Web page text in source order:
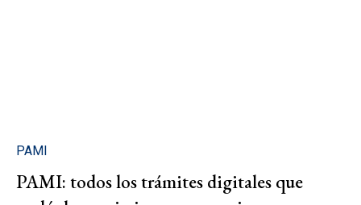
PAMI
PAMI: todos los trámites digitales que